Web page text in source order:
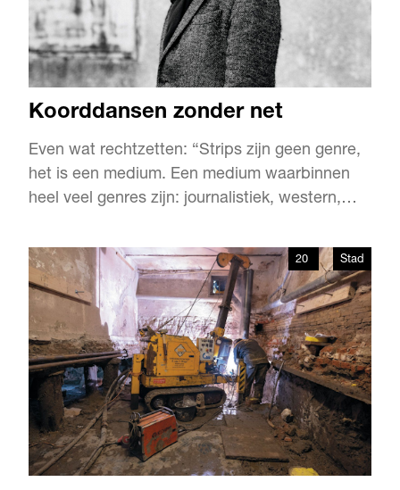
Koorddansen zonder net
Even wat rechtzetten: “Strips zijn geen genre,
het is een medium. Een medium waarbinnen
heel veel genres zijn: journalistiek, western,
Een ander punt van ergernis: dat de strip niet
serieus genomen wordt. “Daarom ben ik
samen met Robert van der Kroft Cross Comix
begonnen. Het eers…
20 Stad